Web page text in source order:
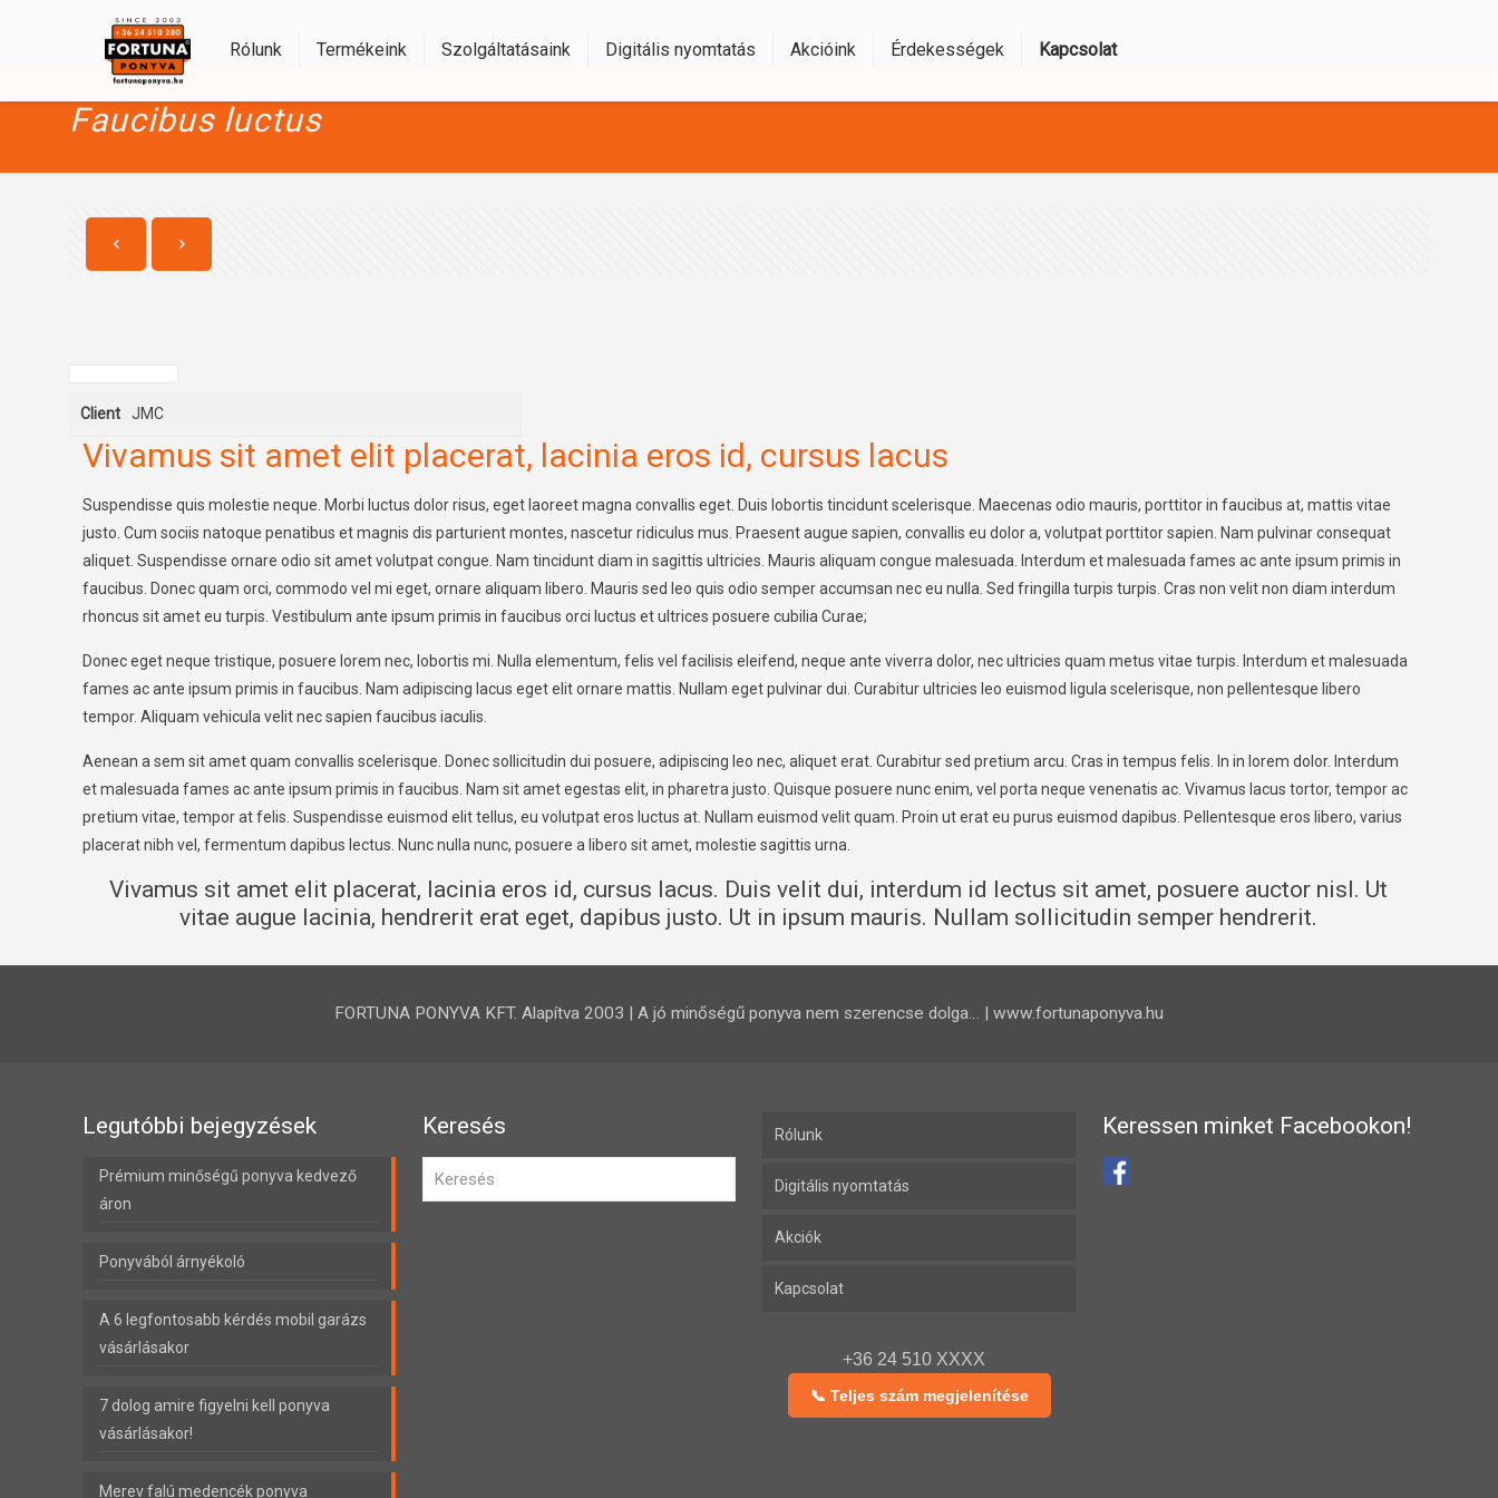
Rólunk Termékeink Szolgáltatásaink Digitális nyomtatás Akcióink Érdekességek Kapcsolat
Faucibus luctus
Client JMC
Vivamus sit amet elit placerat, lacinia eros id, cursus lacus
Suspendisse quis molestie neque. Morbi luctus dolor risus, eget laoreet magna convallis eget. Duis lobortis tincidunt scelerisque. Maecenas odio mauris, porttitor in faucibus at, mattis vitae
justo. Cum sociis natoque penatibus et magnis dis parturient montes, nascetur ridiculus mus. Praesent augue sapien, convallis eu dolor a, volutpat porttitor sapien. Nam pulvinar consequat
aliquet. Suspendisse ornare odio sit amet volutpat congue. Nam tincidunt diam in sagittis ultricies. Mauris aliquam congue malesuada. Interdum et malesuada fames ac ante ipsum primis in
faucibus. Donec quam orci, commodo vel mi eget, ornare aliquam libero. Mauris sed leo quis odio semper accumsan nec eu nulla. Sed fringilla turpis turpis. Cras non velit non diam interdum
rhoncus sit amet eu turpis. Vestibulum ante ipsum primis in faucibus orci luctus et ultrices posuere cubilia Curae;
Donec eget neque tristique, posuere lorem nec, lobortis mi. Nulla elementum, felis vel facilisis eleifend, neque ante viverra dolor, nec ultricies quam metus vitae turpis. Interdum et malesuada
fames ac ante ipsum primis in faucibus. Nam adipiscing lacus eget elit ornare mattis. Nullam eget pulvinar dui. Curabitur ultricies leo euismod ligula scelerisque, non pellentesque libero
tempor. Aliquam vehicula velit nec sapien faucibus iaculis.
Aenean a sem sit amet quam convallis scelerisque. Donec sollicitudin dui posuere, adipiscing leo nec, aliquet erat. Curabitur sed pretium arcu. Cras in tempus felis. In in lorem dolor. Interdum
et malesuada fames ac ante ipsum primis in faucibus. Nam sit amet egestas elit, in pharetra justo. Quisque posuere nunc enim, vel porta neque venenatis ac. Vivamus lacus tortor, tempor ac
pretium vitae, tempor at felis. Suspendisse euismod elit tellus, eu volutpat eros luctus at. Nullam euismod velit quam. Proin ut erat eu purus euismod dapibus. Pellentesque eros libero, varius
placerat nibh vel, fermentum dapibus lectus. Nunc nulla nunc, posuere a libero sit amet, molestie sagittis urna.
Vivamus sit amet elit placerat, lacinia eros id, cursus lacus. Duis velit dui, interdum id lectus sit amet, posuere auctor nisl. Ut
vitae augue lacinia, hendrerit erat eget, dapibus justo. Ut in ipsum mauris. Nullam sollicitudin semper hendrerit.
FORTUNA PONYVA KFT. Alapítva 2003 | A jó minőségű ponyva nem szerencse dolga… | www.fortunaponyva.hu
Legutóbbi bejegyzések
Prémium minőségű ponyva kedvező
áron
Ponyvából árnyékoló
A 6 legfontosabb kérdés mobil garázs
vásárlásakor
7 dolog amire figyelni kell ponyva
vásárlásakor!
Merev falú medencék ponyva
Keresés Rólunk
Digitális nyomtatás
Akciók
Kapcsolat
+36 24 510 XXXX
📞 Teljes szám megjelenítése
Keressen minket Facebookon!